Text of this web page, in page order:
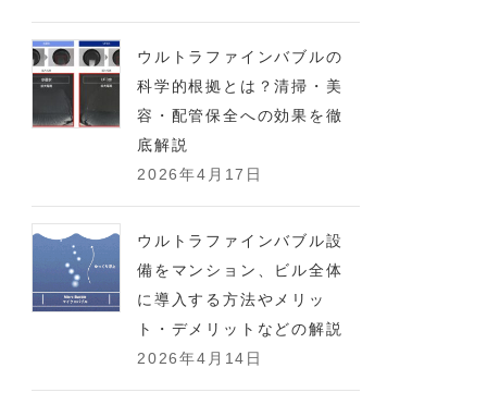
ウルトラファインバブルの
科学的根拠とは？清掃・美
容・配管保全への効果を徹
底解説
2026年4月17日
ウルトラファインバブル設
備をマンション、ビル全体
に導入する方法やメリッ
ト・デメリットなどの解説
2026年4月14日